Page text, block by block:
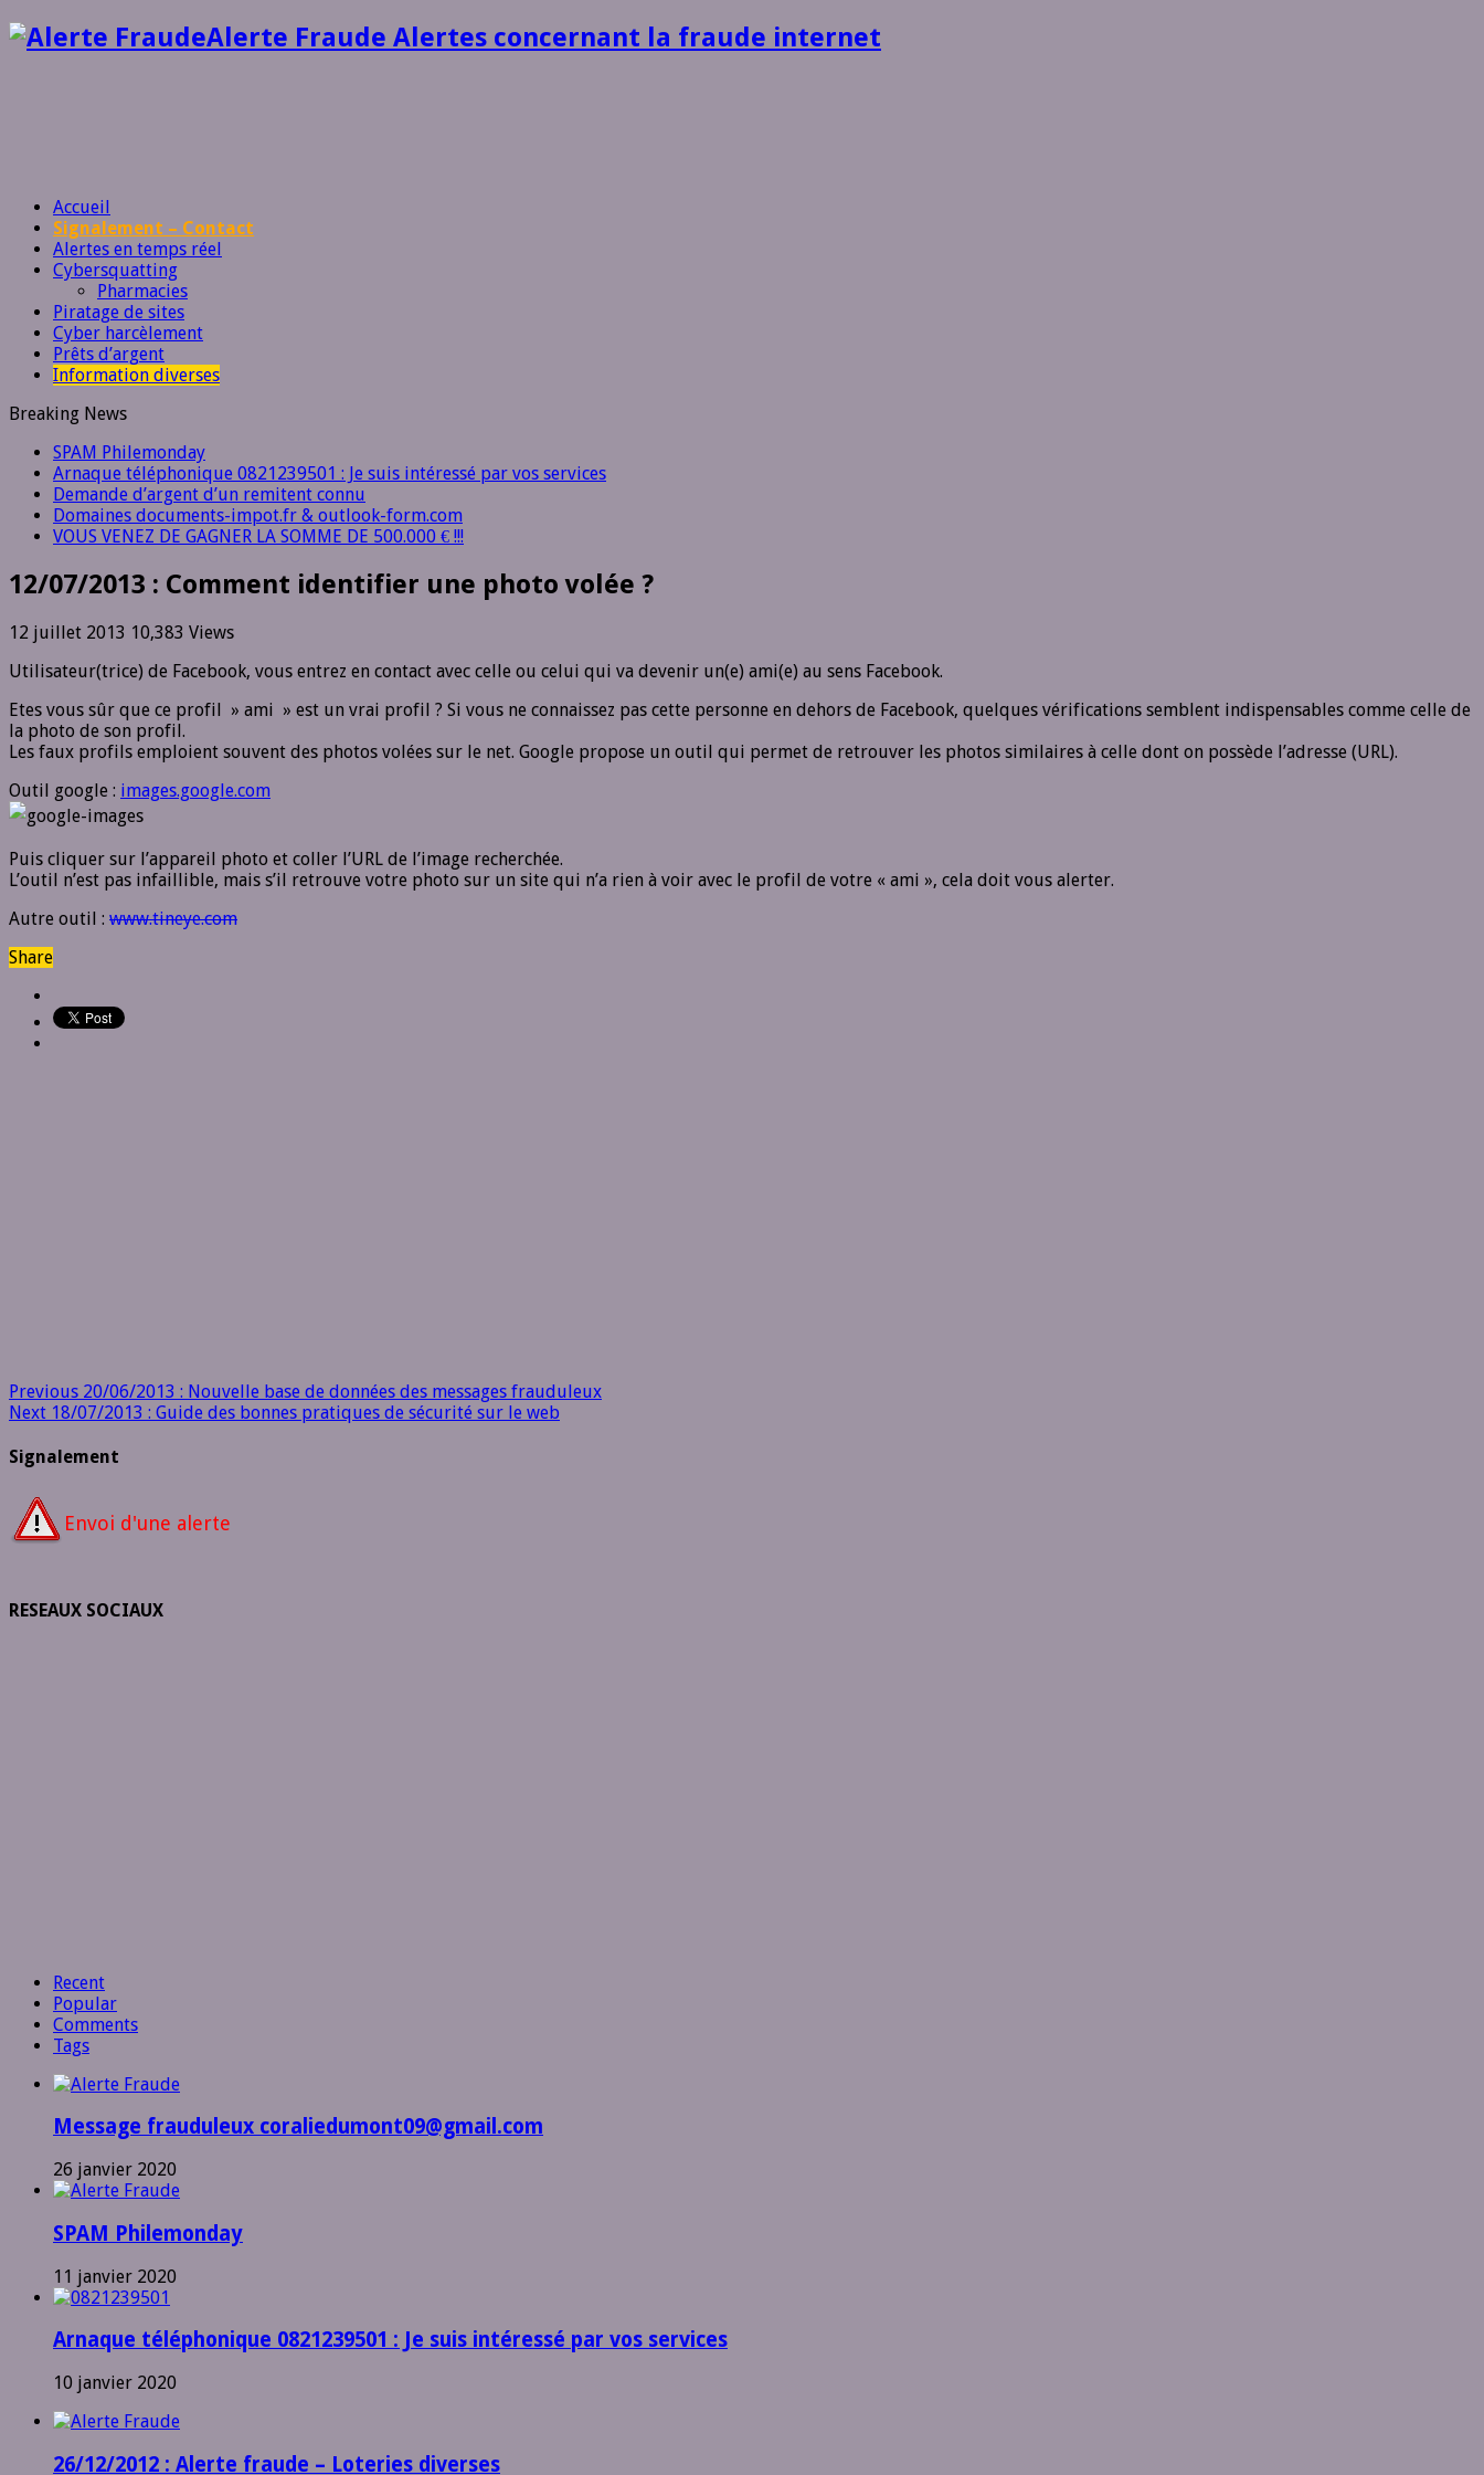
Alerte Fraude Alertes concernant la fraude internet
Accueil
Signalement – Contact
Alertes en temps réel
Cybersquatting
Pharmacies
Piratage de sites
Cyber harcèlement
Prêts d’argent
Information diverses
Breaking News
SPAM Philemonday
Arnaque téléphonique 0821239501 : Je suis intéressé par vos services
Demande d’argent d’un remitent connu
Domaines documents-impot.fr & outlook-form.com
VOUS VENEZ DE GAGNER LA SOMME DE 500.000 € !!!
12/07/2013 : Comment identifier une photo volée ?
12 juillet 2013 10,383 Views
Utilisateur(trice) de Facebook, vous entrez en contact avec celle ou celui qui va devenir un(e) ami(e) au sens Facebook.
Etes vous sûr que ce profil » ami » est un vrai profil ? Si vous ne connaissez pas cette personne en dehors de Facebook, quelques vérifications semblent indispensables comme celle de
la photo de son profil.
Les faux profils emploient souvent des photos volées sur le net. Google propose un outil qui permet de retrouver les photos similaires à celle dont on possède l’adresse (URL).
Outil google : images.google.com
Puis cliquer sur l’appareil photo et coller l’URL de l’image recherchée.
L’outil n’est pas infaillible, mais s’il retrouve votre photo sur un site qui n’a rien à voir avec le profil de votre « ami », cela doit vous alerter.
Autre outil : www.tineye.com
Share
Previous 20/06/2013 : Nouvelle base de données des messages frauduleux
Next 18/07/2013 : Guide des bonnes pratiques de sécurité sur le web
Signalement
Envoi d'une alerte
RESEAUX SOCIAUX
Recent
Popular
Comments
Tags
Message frauduleux coraliedumont09@gmail.com
26 janvier 2020
SPAM Philemonday
11 janvier 2020
Arnaque téléphonique 0821239501 : Je suis intéressé par vos services
10 janvier 2020
26/12/2012 : Alerte fraude – Loteries diverses